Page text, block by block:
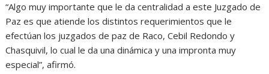
“Algo muy importante que le da centralidad a este Juzgado de
Paz es que atiende los distintos requerimientos que le
efectúan los juzgados de paz de Raco, Cebil Redondo y
Chasquivil, lo cual le da una dinámica y una impronta muy
especial”, afirmó.